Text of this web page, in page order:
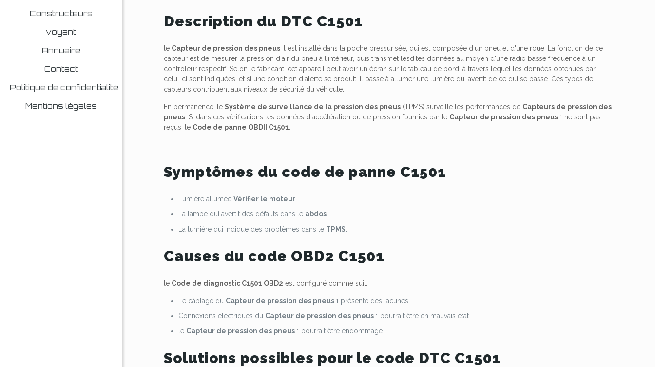
Constructeurs
voyant
Annuaire
Contact
Politique de confidentialité
Mentions légales
Description du DTC C1501
le Capteur de pression des pneus il est installé dans la poche pressurisée, qui est composée d'un pneu et d'une roue. La fonction de ce
capteur est de mesurer la pression d'air du pneu à l'intérieur, puis transmet lesdites données au moyen d'une radio basse fréquence à un
contrôleur respectif. Selon le fabricant, cet appareil peut avoir un écran sur le tableau de bord, à travers lequel les données obtenues par
celui-ci sont indiquées, et si une condition d'alerte se produit, il passe à allumer une lumière qui avertit de ce qui se passe. Ces types de
capteurs contribuent aux niveaux de sécurité du véhicule.
En permanence, leSystème de surveillance de la pression des pneus (TPMS) surveille les performances de Capteurs de pression des
pneus . Si dans ces vérifications les données d'accélération ou de pression fournies par le Capteur de pression des pneus1 ne sont pas
reçus, le Code de panne OBDII C1501
Symptômes du code de panne C1501
Lumière alluméeVérifier le moteur
La lampe qui avertit des défauts dans le abdos
La lumière qui indique des problèmes dans le TPMS
Causes du code OBD2 C1501
le Code de diagnostic C1501 OBD2 est configuré comme suit:
Le câblage du Capteur de pression des pneus1 présente des lacunes.
Connexions électriques du Capteur de pression des pneus1 pourrait être en mauvais état.
le Capteur de pression des pneus1 pourrait être endommagé.
Solutions possibles pour le code DTC C1501